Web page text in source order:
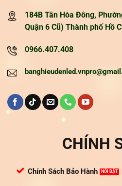
184B Tân Hòa Đông,
Quận 6 Cũ) Thành phố Hồ
0966.407.408
CHÍNH
Chính Sách Bảo Hành